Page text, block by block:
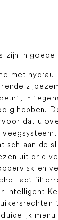
zijn in
met
in
hebben.
dat u
aan de
uit drie
en
Tact
Intelligent
menu